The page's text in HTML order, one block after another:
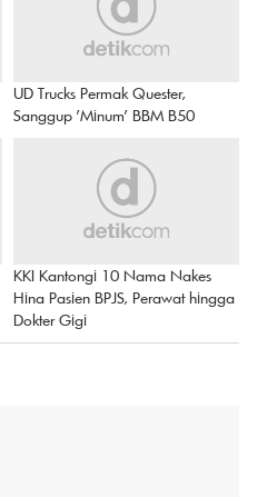
UD Trucks Permak Quester,
Sanggup 'Minum' BBM B50
KKI Kantongi 10 Nama Nakes
Hina Pasien BPJS, Perawat hingga
Dokter Gigi